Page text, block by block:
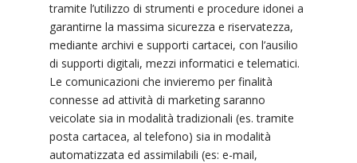
tramite l’utilizzo di strumenti e procedure idonei a
garantirne la massima sicurezza e riservatezza,
mediante archivi e supporti cartacei, con l’ausilio
di supporti digitali, mezzi informatici e telematici.
Le comunicazioni che invieremo per finalità
connesse ad attività di marketing saranno
veicolate sia in modalità tradizionali (es. tramite
posta cartacea, al telefono) sia in modalità
automatizzata ed assimilabili (es: e-mail,